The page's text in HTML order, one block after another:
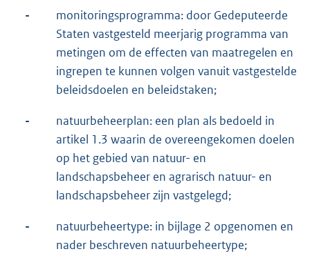
-
monitoringsprogramma: door Gedeputeerde
Staten vastgesteld meerjarig programma van
metingen om de effecten van maatregelen en
ingrepen te kunnen volgen vanuit vastgestelde
beleidsdoelen en beleidstaken;
-
natuurbeheerplan: een plan als bedoeld in
artikel 1.3 waarin de overeengekomen doelen
op het gebied van natuur- en
landschapsbeheer en agrarisch natuur- en
landschapsbeheer zijn vastgelegd;
-
natuurbeheertype: in bijlage 2 opgenomen en
nader beschreven natuurbeheertype;